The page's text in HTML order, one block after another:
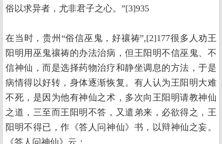
俗以求异者，尤非君子之心。”[3]935
在当时，贵州“俗信巫鬼，好禳祷”,[2]177很多人劝王
阳明用巫鬼禳祷的办法治病，但王阳明不信巫鬼、不
信神仙，而是选择药物治疗和静坐调息的方法，于是
病情得以好转，身体逐渐恢复。有人认为王阳明大难
不死，是因为他有神仙之术，多次向王阳明请教神仙
之道，三至而王阳明不答，又遣弟来，必欲得之，王
阳明不得已，作《答人问神仙》书，以辩神仙之妄。
《答人问神仙》云：